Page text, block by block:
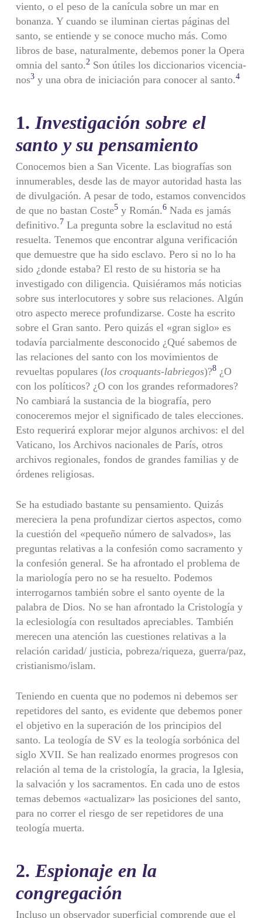
viento, o el peso de la canícula sobre un mar en
bonanza. Y cuando se iluminan ciertas páginas del
santo, se entiende y se conoce mucho más. Como
libros de base, naturalmente, debemos poner la Opera
omnia del santo.2Son útiles los diccionarios vicencia­
nos3y una obra de iniciación para conocer al santo.4
1. Investigación sobre el
santo y su pensamiento
Conocemos bien a San Vicente. Las biografías son
innumerables, desde las de mayor autoridad hasta las
de divulgación. A pesar de todo, estamos convencidos
de que no bastan Coste5y Román.6Nada es jamás
definitivo. 7 La pregunta sobre la esclavitud no está
resuelta. Tenemos que encontrar alguna verificación
que demuestre que ha sido esclavo. Pero si no lo ha
sido ¿donde estaba? El resto de su his­toria se ha
investigado con diligencia. Quisiéramos más noticias
sobre sus interlocutores y sobre sus relaciones. Algún
otro aspecto merece profundizarse. Coste ha escrito
sobre el Gran santo. Pero qui­zás el «gran siglo» es
todavía parcialmente desconocido ¿Qué sabe­mos de
las relaciones del santo con los movimientos de
revueltas populares (los croquants-labriegos)?8¿O
con los políticos? ¿O con los grandes reformadores?
No cambiará la sustancia de la biografía, pero
conoceremos mejor el significado de tales elecciones.
Esto requerirá explorar mejor algunos archivos: el del
Vaticano, los Archi­vos nacionales de París, otros
archivos regionales, fondos de grandes familias y de
órdenes religiosas.
Se ha estudiado bastante su pensamiento. Quizás
mereciera la pena profundizar ciertos aspectos, como
la cuestión del «pequeño número de salvados», las
preguntas relativas a la confesión como sacramento y
la confesión general. Se ha afrontado el problema de
la mariología pero no se ha resuelto. Podemos
interrogarnos también sobre el santo oyente de la
palabra de Dios. No se han afrontado la Cristología y
la eclesiología con resultados apreciables. También
merecen una atención las cuestiones relativas a la
relación caridad/ justicia, pobreza/riqueza, guerra/paz,
cristianismo/islam.
Teniendo en cuenta que no podemos ni debemos ser
repetidores del santo, es evidente que debemos poner
el objetivo en la superación de los principios del
santo. La teología de SV es la teología sorbónica del
siglo XVII. Se han realizado enormes progresos con
relación al tema de la cristología, la gracia, la Iglesia,
la salvación y los sacra­mentos. En cada uno de estos
temas debemos «actualizar» las posi­ciones del santo,
para no correr el riesgo de ser repetidores de una
teología muerta.
2. Espionaje en la
congregación
Incluso un observador superficial comprende que el